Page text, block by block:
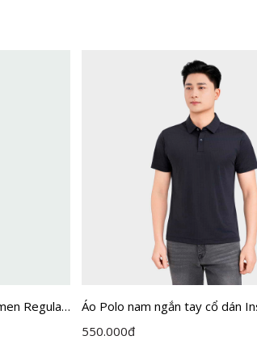
Regular
Áo Polo nam ngắn tay cổ dán
dệt Jacquard vân chìm
550.000đ